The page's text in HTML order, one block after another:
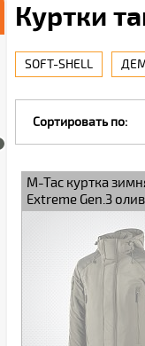
Куртки
SOFT-SHELL
Сортировать по:
M-Tac куртка
Extreme Gen.3